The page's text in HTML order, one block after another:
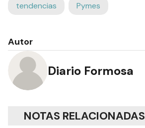
tendencias Pymes
Autor
Diario Formosa
NOTAS RELACIONADAS